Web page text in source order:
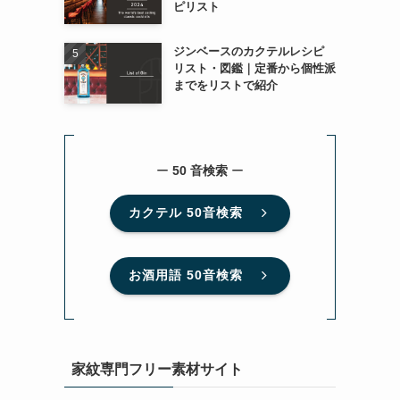
ピリスト
ジンベースのカクテルレシピ
リスト・図鑑｜定番から個性派
までをリストで紹介
ー 50 音検索 ー
カクテル 50音検索
お酒用語 50音検索
家紋専門フリー素材サイト